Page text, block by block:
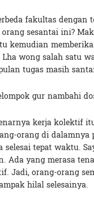
fakultas
sesantai ini?
kemudian
Lha wong salah satu
tugas masih
gur nambahi
kerja kolektif
orang di dalamnya
selesai tepat waktu.
Ada yang merasa
Jadi, orang-orang
hilal selesainya.